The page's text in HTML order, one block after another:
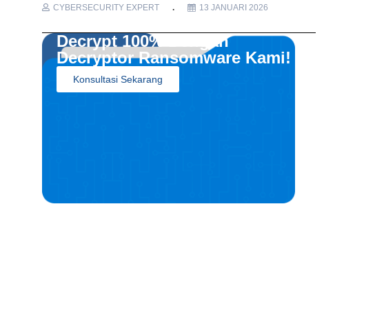
CYBERSECURITY EXPERT 13 JANUARI 2026
Decrypt 100% Dengan
Decryptor Ransomware Kami!
Konsultasi Sekarang